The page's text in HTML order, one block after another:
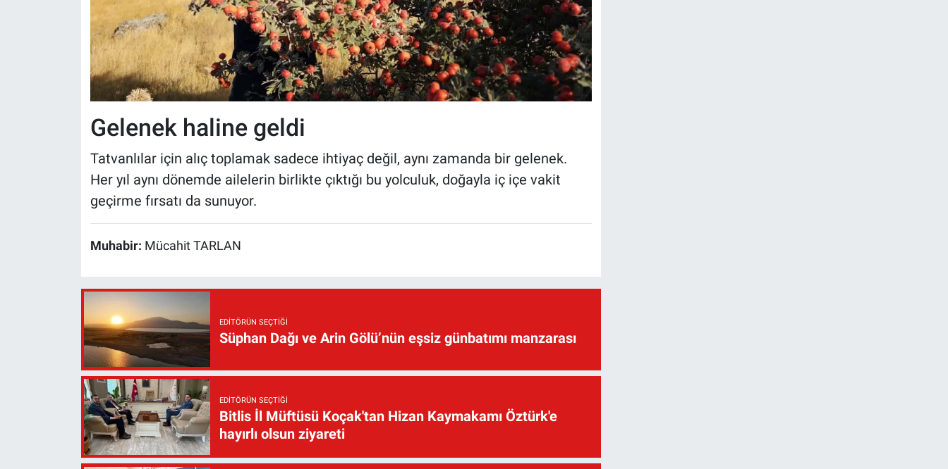
Gelenek haline geldi
Tatvanlılar için alıç toplamak sadece ihtiyaç değil, aynı zamanda bir gelenek.
Her yıl aynı dönemde ailelerin birlikte çıktığı bu yolculuk, doğayla iç içe vakit
geçirme fırsatı da sunuyor.
Muhabir: Mücahit TARLAN
EDITÖRÜN SEÇTIĞI
Süphan Dağı ve Arin Gölü’nün eşsiz günbatımı manzarası
EDITÖRÜN SEÇTIĞI
Bitlis İl Müftüsü Koçak'tan Hizan Kaymakamı Öztürk'e
hayırlı olsun ziyareti